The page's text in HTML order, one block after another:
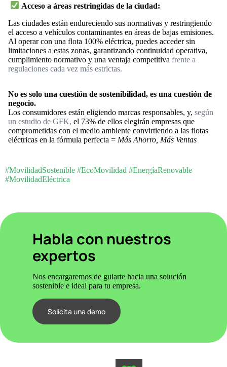
Acceso a áreas restringidas de la ciudad:
Las ciudades están endureciendo sus normativas y restringiendo
el acceso a vehículos contaminantes en áreas de bajas emisiones.
Al operar con una flota 100% eléctrica, puedes acceder sin
limitaciones a estas zonas, garantizando continuidad operativa,
cumplimiento normativo y una ventaja competitiva frente a
regulaciones cada vez más estrictas.
No es solo una cuestión de sostenibilidad, es una cuestión de
negocio.
Los consumidores están eligiendo marcas responsables, y, según
un estudio de GFK, el 73% de ellos elegirán empresas que
comprometidas con el medio ambiente convirtiendo a las flotas
eléctricas en la fórmula perfecta = Más Ahorro, Más Ventas
#MovilidadSostenible #EcoMovilidad #EnergíaRenovable
#MovilidadEléctrica
Habla con nuestros
expertos
Nos encargaremos de guiarte hacia una solución
sostenible e ideal para tu empresa.
Solicita una demo